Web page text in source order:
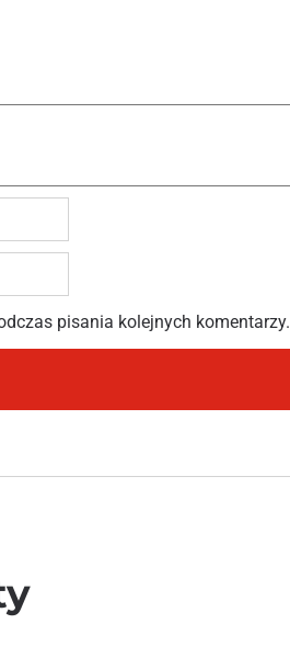
pisania kolejnych komentarzy.